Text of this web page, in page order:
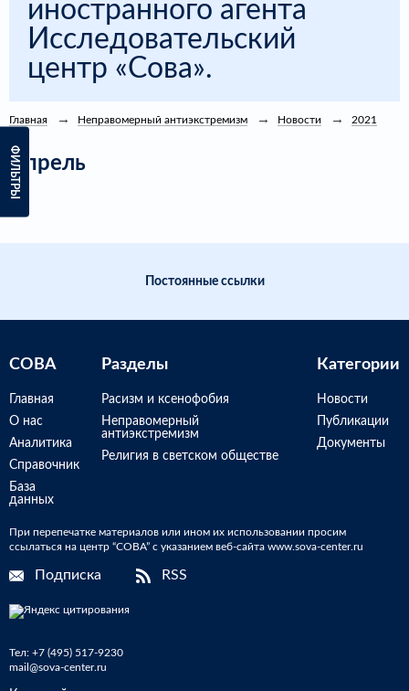
иностранного агента
Исследовательский
центр «Сова».
ФИЛЬТРЫ
Главная Неправомерный антиэкстремизм Новости 2021
Апрель
Постоянные ссылки
СОВА
Главная
О нас
Аналитика
Справочник
База
данных
Разделы
Расизм и ксенофобия
Неправомерный
антиэкстремизм
Религия в светском обществе
Категории
Новости
Публикации
Документы
При перепечатке материалов или ином их использовании просим
ссылаться на центр “СОВА” с указанием веб-сайта www.sova-center.ru
Подписка RSS
Тел: +7 (495) 517-9230
mail@sova-center.ru